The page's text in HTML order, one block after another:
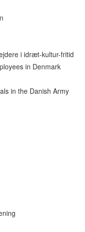
i idræt-kultur-fritid
in Denmark
in the Danish Army